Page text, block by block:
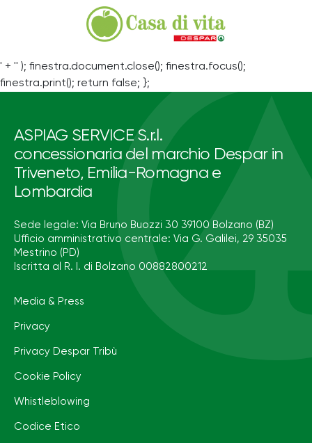
' + '' ); finestra.document.close(); finestra.focus();
finestra.print(); return false; };
ASPIAG SERVICE S.r.l.
concessionaria del marchio Despar in
Triveneto, Emilia-Romagna e
Lombardia
Sede legale: Via Bruno Buozzi 30 39100 Bolzano (BZ)
Ufficio amministrativo centrale: Via G. Galilei, 29 35035
Mestrino (PD)
Iscritta al R. I. di Bolzano 00882800212
Media & Press
Privacy
Privacy Despar Tribù
Cookie Policy
Whistleblowing
Codice Etico